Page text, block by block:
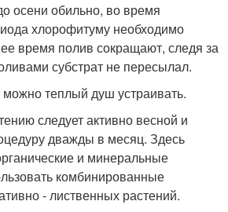
осени обильно, во время
хлорофитуму необходимо
время полив сокращают, следя за
субстрат не пересылал.
теплый душ устраивать.
следует активно весной и
дважды в месяц. Здесь
и минеральные
комбинированные
- лиственных растений.